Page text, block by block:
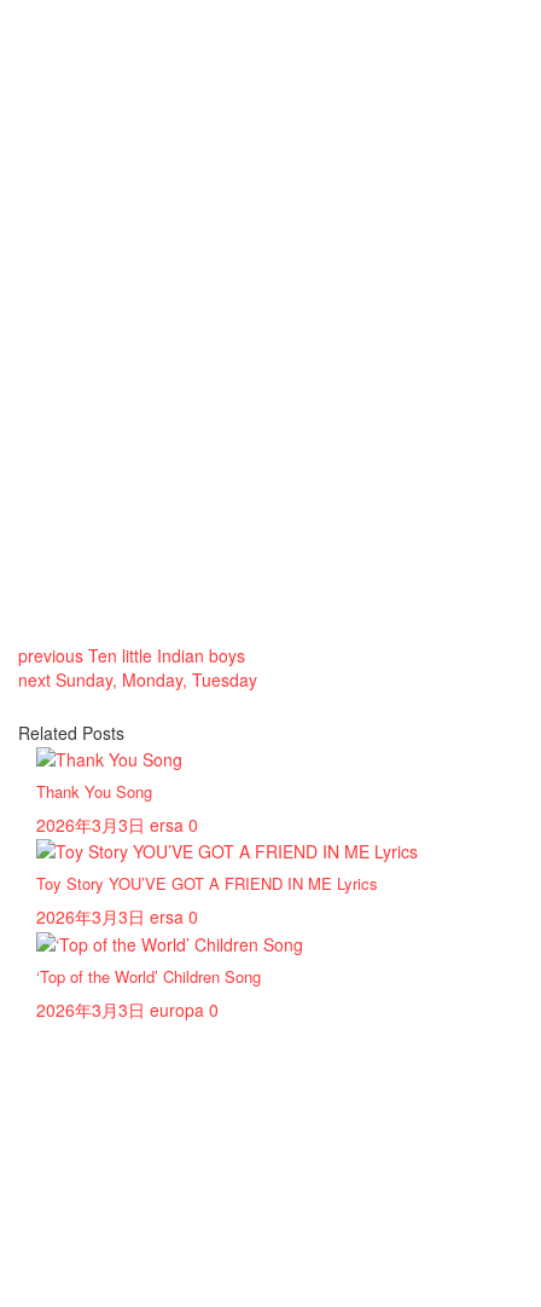
previous Ten little Indian boys
next Sunday, Monday, Tuesday
Related Posts
Thank You Song
2026年3月3日 ersa 0
Toy Story YOU’VE GOT A FRIEND IN ME Lyrics
2026年3月3日 ersa 0
‘Top of the World’ Children Song
2026年3月3日 europa 0